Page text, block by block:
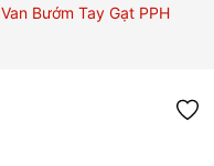
Van Bướm Tay Gạt PPH